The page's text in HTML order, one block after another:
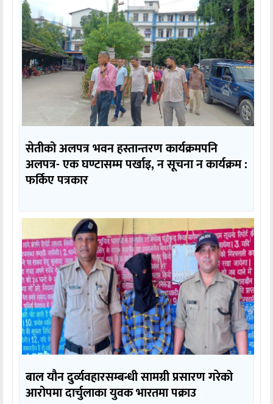
सेतीको अलपत्र भवन हस्तान्तरण कार्यक्रमपनि
अलपत्र- एक घण्टासम्म पर्खाइ, न सूचना न कार्यक्रम :
फर्किए पत्रकार
बाल यौन दुर्व्यवहारसम्बन्धी सामग्री प्रसारण गरेको
आरोपमा दार्चुलाका युवक भारतमा पक्राउ